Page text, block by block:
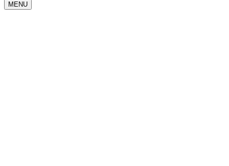
MENU